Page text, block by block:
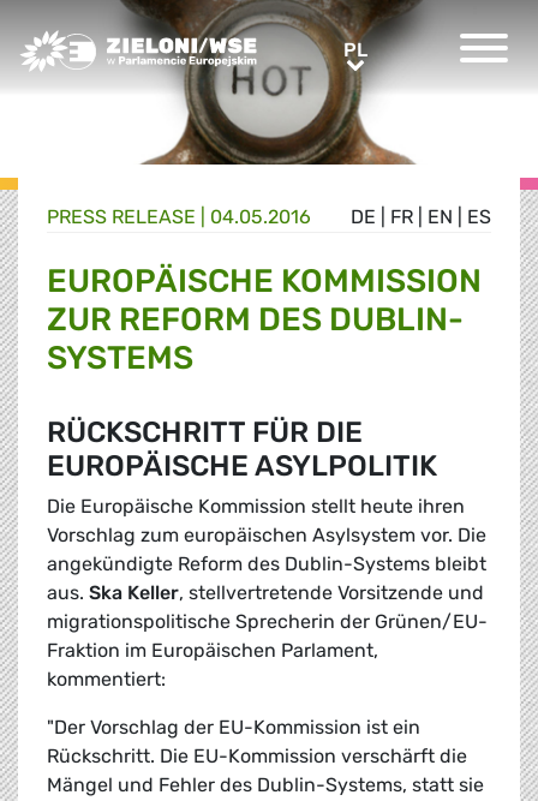
Greens/EFA Home PLPL
DE FR EN ES
PRESS RELEASE | 04.05.2016
EUROPÄISCHE KOMMISSION
ZUR REFORM DES DUBLIN-
SYSTEMS
RÜCKSCHRITT FÜR DIE
EUROPÄISCHE ASYLPOLITIK
Die Europäische Kommission stellt heute ihren
Vorschlag zum europäischen Asylsystem vor. Die
angekündigte Reform des Dublin-Systems bleibt
aus. Ska Keller, stellvertretende Vorsitzende und
migrationspolitische Sprecherin der Grünen/EU-
Fraktion im Europäischen Parlament,
kommentiert:
"Der Vorschlag der EU-Kommission ist ein
Rückschritt. Die EU-Kommission verschärft die
Mängel und Fehler des Dublin-Systems, statt sie